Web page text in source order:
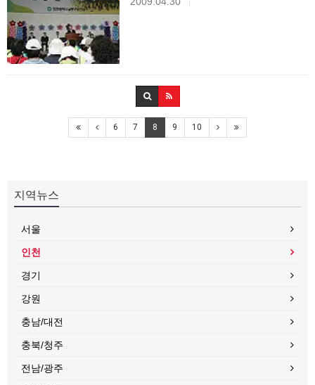
|
6 7 8 9 10
지역뉴스
서울
인천
경기
강원
충남/대전
충북/청주
전남/광주